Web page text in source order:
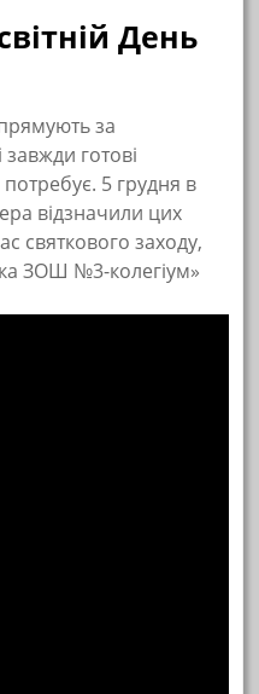
День
за
готові
5 грудня в
відзначили цих
святкового заходу,
ЗОШ №3-колегіум»